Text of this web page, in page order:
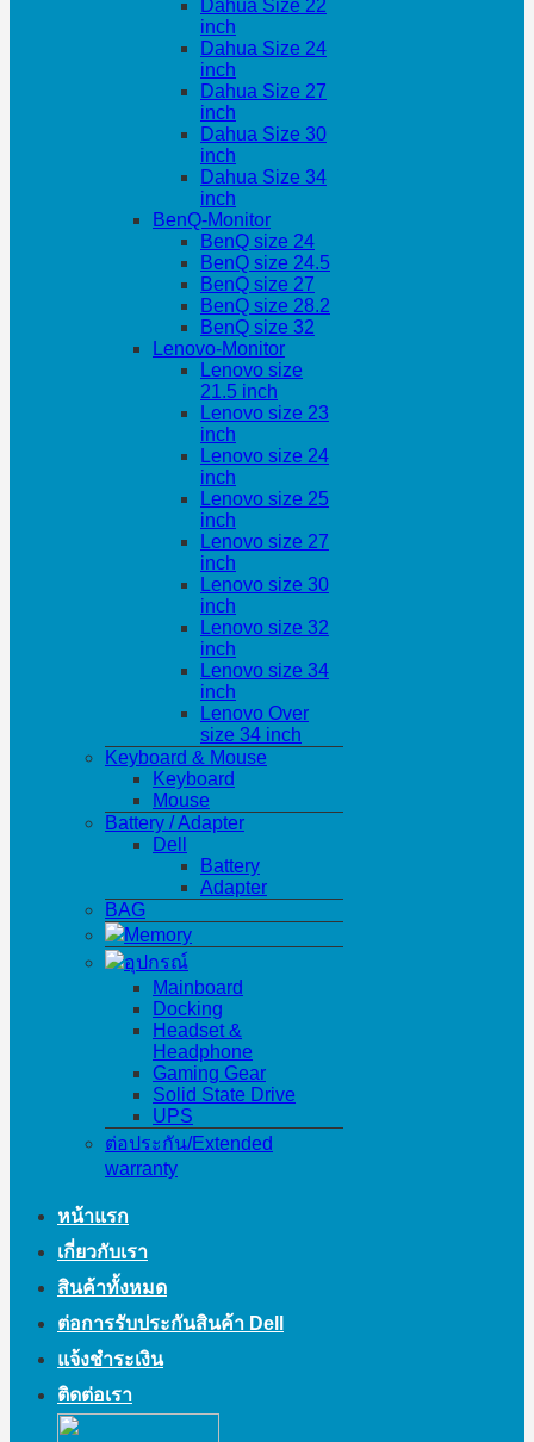
Dahua Size 22
inch
Dahua Size 24
inch
Dahua Size 27
inch
Dahua Size 30
inch
Dahua Size 34
inch
BenQ-Monitor
BenQ size 24
BenQ size 24.5
BenQ size 27
BenQ size 28.2
BenQ size 32
Lenovo-Monitor
Lenovo size
21.5 inch
Lenovo size 23
inch
Lenovo size 24
inch
Lenovo size 25
inch
Lenovo size 27
inch
Lenovo size 30
inch
Lenovo size 32
inch
Lenovo size 34
inch
Lenovo Over
size 34 inch
Keyboard & Mouse
Keyboard
Mouse
Battery / Adapter
Dell
Battery
Adapter
BAG
Memory
อุปกรณ์
Mainboard
Docking
Headset &
Headphone
Gaming Gear
Solid State Drive
UPS
ต่อประกัน/Extended
warranty
หน้าแรก
เกี่ยวกับเรา
สินค้าทั้งหมด
ต่อการรับประกันสินค้า Dell
แจ้งชำระเงิน
ติดต่อเรา